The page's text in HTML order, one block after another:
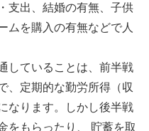
支出、結婚の有無、子供
ムを購入の有無などで人
していることは、前半戦
、定期的な勤労所得（収
なります。しかし後半戦
をもらったり、 貯蓄を取